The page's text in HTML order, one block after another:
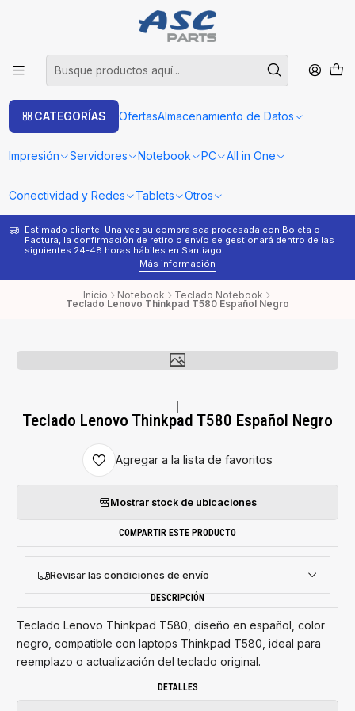
CATEGORÍAS OfertasAlmacenamiento de Datos
Impresión Servidores Notebook PC All in One
Conectividad y Redes Tablets Otros
Estimado cliente: Una vez su compra sea procesada con Boleta o
Factura, la confirmación de retiro o envío se gestionará dentro de las
siguientes 24-48 horas hábiles en Santiago.
Más información
Inicio Notebook Teclado Notebook
Teclado Lenovo Thinkpad T580 Español Negro
Teclado Lenovo Thinkpad T580 Español Negro
Agregar a la lista de favoritos
Mostrar stock de ubicaciones
COMPARTIR ESTE PRODUCTO
Revisar las condiciones de envío
DESCRIPCIÓN
Teclado Lenovo Thinkpad T580, diseño en español, color
negro, compatible con laptops Thinkpad T580, ideal para
reemplazo o actualización del teclado original.
DETALLES